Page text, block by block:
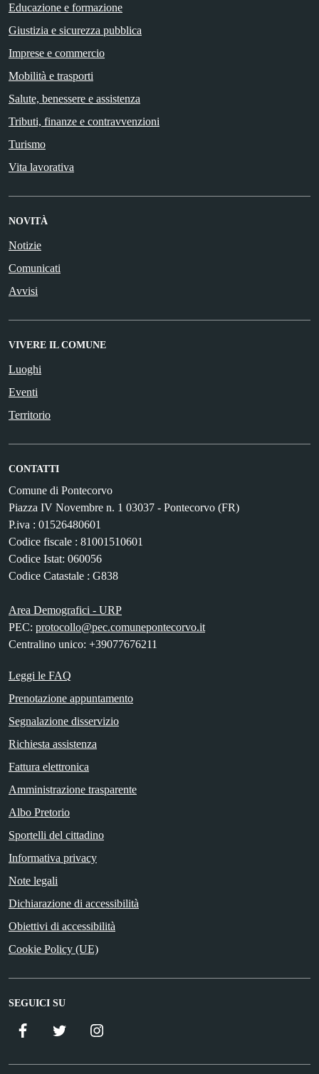
Educazione e formazione
Giustizia e sicurezza pubblica
Imprese e commercio
Mobilità e trasporti
Salute, benessere e assistenza
Tributi, finanze e contravvenzioni
Turismo
Vita lavorativa
NOVITÀ
Notizie
Comunicati
Avvisi
VIVERE IL COMUNE
Luoghi
Eventi
Territorio
CONTATTI
Comune di Pontecorvo
Piazza IV Novembre n. 1 03037 - Pontecorvo (FR)
P.iva : 01526480601
Codice fiscale : 81001510601
Codice Istat: 060056
Codice Catastale : G838
Area Demografici - URP
PEC: protocollo@pec.comunepontecorvo.it
Centralino unico: +39077676211
Leggi le FAQ
Prenotazione appuntamento
Segnalazione disservizio
Richiesta assistenza
Fattura elettronica
Amministrazione trasparente
Albo Pretorio
Sportelli del cittadino
Informativa privacy
Note legali
Dichiarazione di accessibilità
Obiettivi di accessibilità
Cookie Policy (UE)
SEGUICI SU
Facebook Twitter